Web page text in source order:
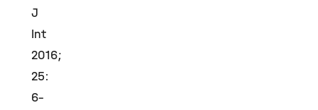
J
Int
2016;
25:
6–